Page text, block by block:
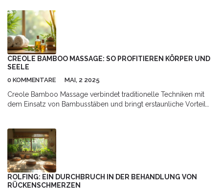
CREOLE BAMBOO MASSAGE: SO PROFITIEREN KÖRPER UND
SEELE
0 KOMMENTARE MAI, 2 2025
Creole Bamboo Massage verbindet traditionelle Techniken mit
dem Einsatz von Bambusstäben und bringt erstaunliche Vorteile
kann das Wohlbefinden deutlich steigern. Der Einsatz von
Bambus spricht gezielt tiefe Gewebeschichten an und regt die
Durchblutung an. Das Ergebnis: Mehr Beweglichkeit, weniger
Schmerzen, bessere Erholung. Wer regelmäßig Creole Bamboo
Massagen nutzt, spürt meist schon nach kurzer Zeit messbare
Veränderungen im Alltag.
ROLFING: EIN DURCHBRUCH IN DER BEHANDLUNG VON
RÜCKENSCHMERZEN